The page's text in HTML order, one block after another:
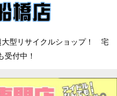
大型リサイクルショップ！ 宅
受付中！